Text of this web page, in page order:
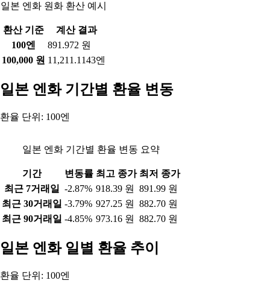
일본 엔화 원화 환산 예시
환산 기준
계산 결과
100엔
891.972 원
100,000 원 11,211.1143엔
일본 엔화 기간별 환율 변동
환율 단위: 100엔
일본 엔화 기간별 환율 변동 요약
기간 변동률 최고 종가 최저 종가
최근 7거래일
-2.87% 918.39 원
891.99 원
최근 30거래일 -3.79% 927.25 원
882.70 원
최근 90거래일 -4.85% 973.16 원 882.70 원
일본 엔화 일별 환율 추이
환율 단위: 100엔